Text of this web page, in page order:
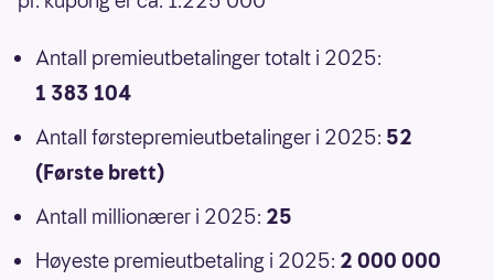
Antall premieutbetalinger totalt i 2025:
1 383 104
Antall førstepremieutbetalinger i 2025: 52
(Første brett)
Antall millionærer i 2025: 25
Høyeste premieutbetaling i 2025: 2 000 000